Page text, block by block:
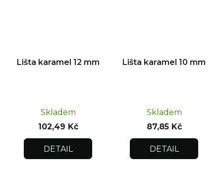
Lišta karamel 12 mm
Skladem
102,49 Kč
DETAIL
Lišta karamel 10 mm
Skladem
87,85 Kč
DETAIL